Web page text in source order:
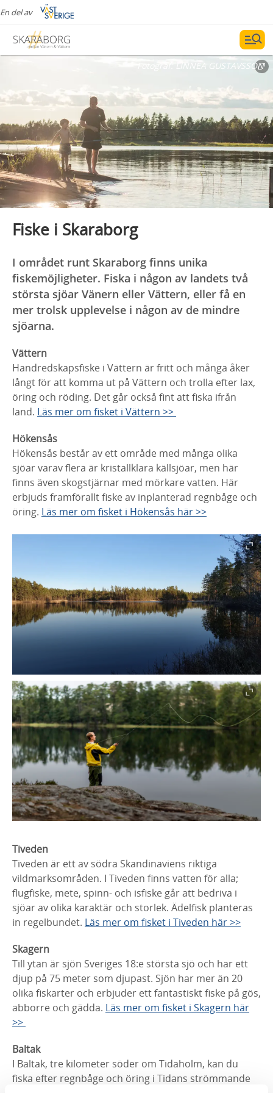
En del av
LINNEA GUSTAVSSON
Fiske i Skaraborg
I området runt Skaraborg finns unika
fiskemöjligheter. Fiska i någon av landets två
största sjöar Vänern eller Vättern, eller få en
mer trolsk upplevelse i någon av de mindre
sjöarna.
Vättern
Handredskapsfiske i Vättern är fritt och många åker
långt för att komma ut på Vättern och trolla efter lax,
öring och röding. Det går också fint att fiska ifrån
land. Läs mer om fisket i Vättern >>
Hökensås
Hökensås består av ett område med många olika
sjöar varav flera är kristallklara källsjöar, men här
finns även skogstjärnar med mörkare vatten. Här
erbjuds framförallt fiske av inplanterad regnbåge och
öring. Läs mer om fisket i Hökensås här >>
Tiveden
Tiveden är ett av södra Skandinaviens riktiga
vildmarksområden. I Tiveden finns vatten för alla;
flugfiske, mete, spinn- och isfiske går att bedriva i
sjöar av olika karaktär och storlek. Ädelfisk planteras
in regelbundet. Läs mer om fisket i Tiveden här >>
Skagern
Till ytan är sjön Sveriges 18:e största sjö och har ett
djup på 75 meter som djupast. Sjön har mer än 20
olika fiskarter och erbjuder ett fantastiskt fiske på gös,
abborre och gädda. Läs mer om fisket i Skagern här
>>
Baltak
I Baltak, tre kilometer söder om Tidaholm, kan du
fiska efter regnbåge och öring i Tidans strömmande